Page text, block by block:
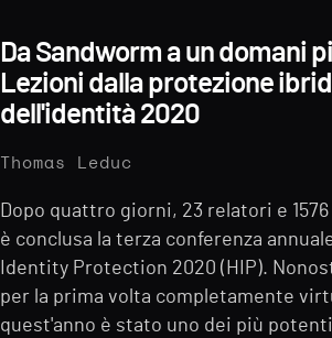
Da Sandworm a un domani
Lezioni dalla protezione
dell'identità 2020
Thomas Leduc
Dopo quattro giorni, 23 relatori e
è conclusa la terza conferenza
Identity Protection 2020 (HIP).
per la prima volta completamente
quest'anno è stato uno dei più